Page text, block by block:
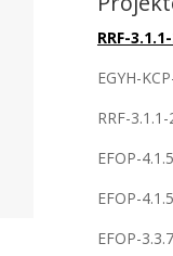
RRF-
EGYH-
RRF-
EFOP-
EFOP-
EFOP-